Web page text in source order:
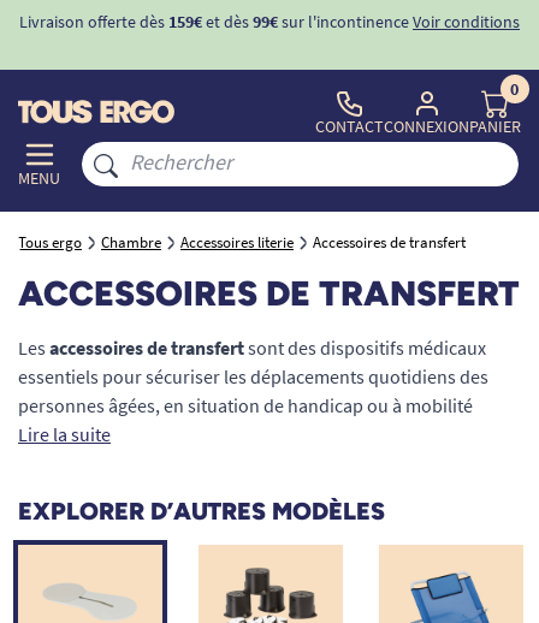
Livraison offerte dès 159€et dès99€sur l'incontinenceVoir conditions
MENU
CONTACTCONNEXION
0
PANIER
Tous ergo Chambre Accessoires literie Accessoires de transfert
ACCESSOIRES DE TRANSFERT
Les accessoires de transfertsont des dispositifs médicaux
essentiels pour sécuriser les déplacements quotidiens des
personnes âgées, en situation de handicap ou à mobilité
réduite (PMR). Qu'il s'agisse de passer d'un lit à un fauteuil
véhicule, ces aides techniques préviennent efficacement les
risques de chutes. En rétablissant une certaine autonomie, ils
soulagent également l'effort physique des aidants familiaux et
professionnels. Découvrez sur TOUS ERGO une sélection
rigoureuse d'équipements ergonomiques conçus pour un
Lire la suite
EXPLORER D’AUTRES MODÈLES